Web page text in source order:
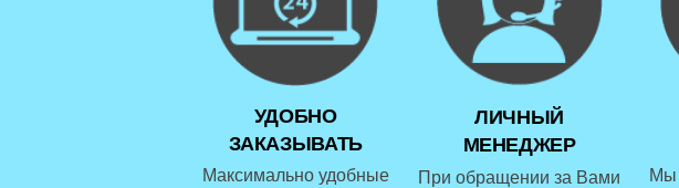
УДОБНО
ЗАКАЗЫВАТЬ
Максимально удобные
ЛИЧНЫЙ
МЕНЕДЖЕР
При обращении за Вами
Мы